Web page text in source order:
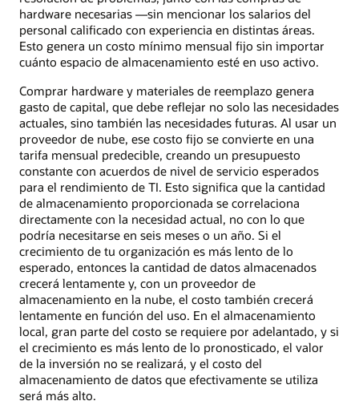
hardware necesarias —sin mencionar los salarios del
personal calificado con experiencia en distintas áreas.
Esto genera un costo mínimo mensual fijo sin importar
cuánto espacio de almacenamiento esté en uso activo.
Comprar hardware y materiales de reemplazo genera
gasto de capital, que debe reflejar no solo las necesidades
actuales, sino también las necesidades futuras. Al usar un
proveedor de nube, ese costo fijo se convierte en una
tarifa mensual predecible, creando un presupuesto
constante con acuerdos de nivel de servicio esperados
para el rendimiento de TI. Esto significa que la cantidad
de almacenamiento proporcionada se correlaciona
directamente con la necesidad actual, no con lo que
podría necesitarse en seis meses o un año. Si el
crecimiento de tu organización es más lento de lo
esperado, entonces la cantidad de datos almacenados
crecerá lentamente y, con un proveedor de
almacenamiento en la nube, el costo también crecerá
lentamente en función del uso. En el almacenamiento
local, gran parte del costo se requiere por adelantado, y si
el crecimiento es más lento de lo pronosticado, el valor
de la inversión no se realizará, y el costo del
almacenamiento de datos que efectivamente se utiliza
será más alto.